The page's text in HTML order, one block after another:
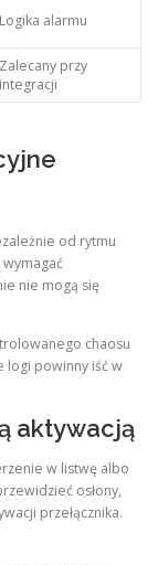
Logika alarmu
Zalecany przy
integracji
od rytmu
nie mogą się
chaosu
logi powinny iść w
aktywacją
w listwę albo
osłony,
przełącznika.